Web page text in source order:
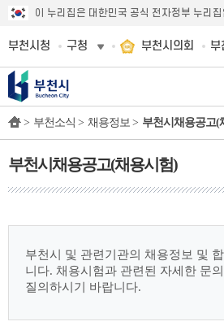
이 누리집은 대한민국 공식 전자정부 누리
부천시청 구청 부천시의회 부
> 부천소식 > 채용정보 > 부천시채용공고(
부천시채용공고(채용시험)
부천시 및 관련기관의 채용정보 및
니다. 채용시험과 관련된 자세한 문
질의하시기 바랍니다.